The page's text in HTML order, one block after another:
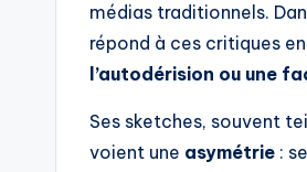
médias traditionnels.
répond à ces critiques
l’autodérision ou une
Ses sketches, souvent
voient une asymétrie :